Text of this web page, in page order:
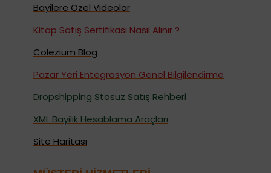
Bayilere Özel Videolar
Kitap Satış Sertifikası Nasıl Alınır ?
Colezium Blog
Pazar Yeri Entegrasyon Genel Bilgilendirme
Dropshipping Stosuz Satış Rehberi
XML Bayilik Hesablama Araçları
Site Haritası